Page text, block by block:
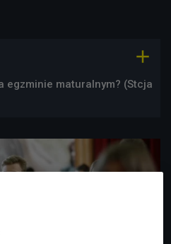

egzminie maturalnym? (Stcja